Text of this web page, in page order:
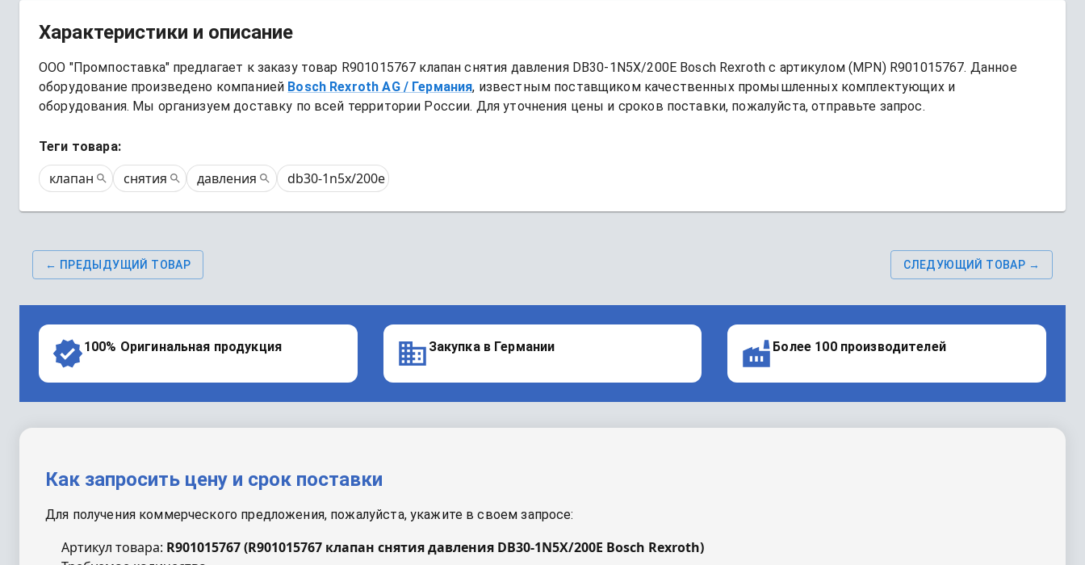
Характеристики и описание
ООО "Промпоставка" предлагает к заказу товар R901015767 клапан снятия давления DB30-1N5X/200E Bosch Rexroth с артикулом (MPN) R901015767. Данное
оборудование произведено компанией Bosch Rexroth AG / Германия, известным поставщиком качественных промышленных комплектующих и
оборудования. Мы организуем доставку по всей территории России. Для уточнения цены и сроков поставки, пожалуйста, отправьте запрос.
Теги товара:
клапан снятия давления db30-1n5x/200e
← ПРЕДЫДУЩИЙ ТОВАР СЛЕДУЮЩИЙ ТОВАР →
100% Оригинальная продукция Закупка в Германии Более 100 производителей
Как запросить цену и срок поставки
Для получения коммерческого предложения, пожалуйста, укажите в своем запросе:
Артикул товара: R901015767(R901015767 клапан снятия давления DB30-1N5X/200E Bosch Rexroth)